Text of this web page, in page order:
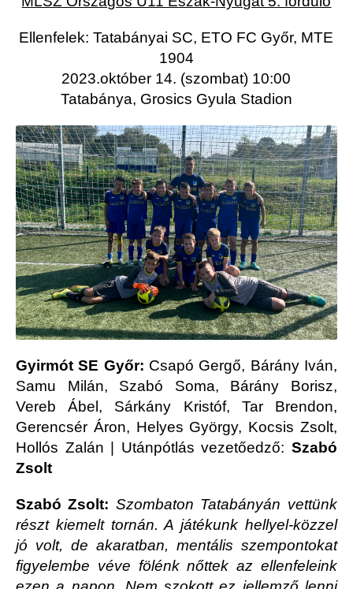
Ellenfelek: Tatabányai SC, ETO FC Győr, MTE
1904
2023.október 14. (szombat) 10:00
Tatabánya, Grosics Gyula Stadion
Gyirmót SE Győr: Csapó Gergő, Bárány Iván,
Samu Milán, Szabó Soma, Bárány Borisz,
Vereb Ábel, Sárkány Kristóf, Tar Brendon,
Gerencsér Áron, Helyes György, Kocsis Zsolt,
Hollós Zalán | Utánpótlás vezetőedző: Szabó
Zsolt
Szabó Zsolt: Szombaton Tatabányán vettünk
részt kiemelt tornán. A játékunk hellyel-közzel
jó volt, de akaratban, mentális szempontokat
figyelembe véve fölénk nőttek az ellenfeleink